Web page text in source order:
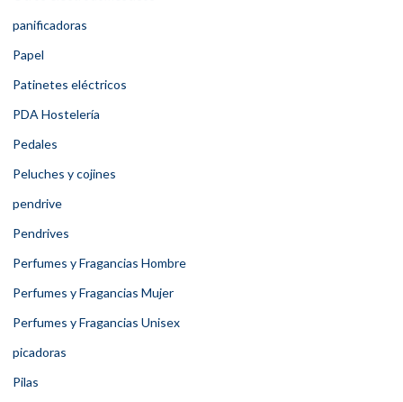
panificadoras
Papel
Patinetes eléctricos
PDA Hostelería
Pedales
Peluches y cojines
pendrive
Pendrives
Perfumes y Fragancias Hombre
Perfumes y Fragancias Mujer
Perfumes y Fragancias Unisex
picadoras
Pilas